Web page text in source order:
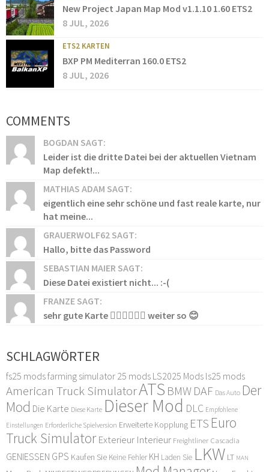
New Project Japan Map Mod v1.1.10 1.60 ETS2
8 JUL, 2026
ETS2 KARTEN
BXP PM Mediterran 160.0 ETS2
8 JUL, 2026
COMMENTS
BOGDAN SAGT:
Leider ist die dritte Datei bei der aktuellen Vietnam
Map defekt!...
MATHIAS ADAM SAGT:
eigentlich eine sehr schöne und fast reale karte, nur
hat meine...
GRAUERWOLF62 SAGT:
Hallo, bitte das Password
SEBASTIAN MAIER SAGT:
Diese Datei existiert nicht... :-(
FRANZE SAGT:
sehr gute Karte 👍🏻👍🏻👍🏻 weiter so 😊
SCHLAGWÖRTER
fs25 modsfarming simulator 25 mods LS2025 Mods ls25 mods
American Truck SimulatorATS BMW DAF Das Auto Der
Mod Die Karte Diese Karte Dieser Mod DLC Empfohlene
Einstellungen Erforderliche Spielversion Erweiterte Kopplung ETS Euro
Truck Simulator Exterieur Interieur Freightliner Cascadia
GENIESSEN GPS Kaufen Sie Keine Fehler KH Laden Sie LKW LT MAN